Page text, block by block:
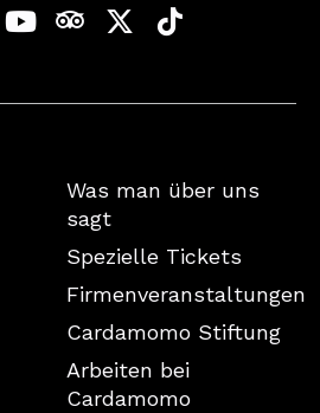
Was man über uns
sagt
Spezielle Tickets
Firmenveranstaltungen
Cardamomo Stiftung
Arbeiten bei
Cardamomo